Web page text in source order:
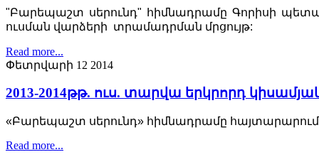
"Բարեպաշտ սերունդ" հիմնադրամը Գորիսի
ուսման վարձերի տրամադրման մրցույթ:
Read more...
Փետրվարի 12 2014
2013-2014թթ. ուս. տարվա երկրորդ
«Բարեպաշտ սերունդ» հիմնադրամը հայտարարում
Read more...